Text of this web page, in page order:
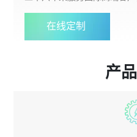
在线定制
产